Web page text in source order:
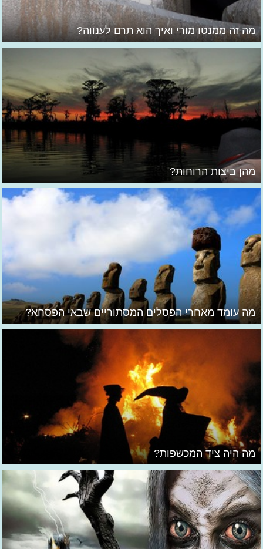
מה זה ממנטו מורי ואיך הוא תרם לענווה?
מהן ביצות הרוחות?
מה עומד מאחרי הפסלים המסתוריים שבאי הפסחא?
מה היה ציד המכשפות?